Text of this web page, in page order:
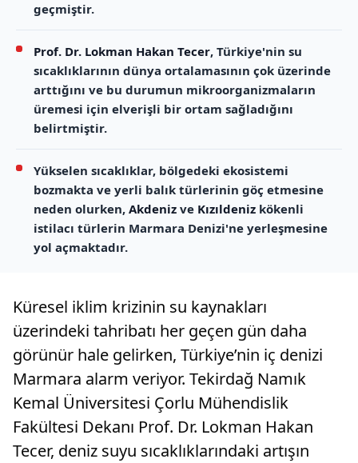
geçmiştir.
Prof. Dr. Lokman Hakan Tecer, Türkiye'nin su
sıcaklıklarının dünya ortalamasının çok üzerinde
arttığını ve bu durumun mikroorganizmaların
üremesi için elverişli bir ortam sağladığını
belirtmiştir.
Yükselen sıcaklıklar, bölgedeki ekosistemi
bozmakta ve yerli balık türlerinin göç etmesine
neden olurken, Akdeniz ve Kızıldeniz kökenli
istilacı türlerin Marmara Denizi'ne yerleşmesine
yol açmaktadır.
Küresel iklim krizinin su kaynakları
üzerindeki tahribatı her geçen gün daha
görünür hale gelirken, Türkiye’nin iç denizi
Marmara alarm veriyor. Tekirdağ Namık
Kemal Üniversitesi Çorlu Mühendislik
Fakültesi Dekanı Prof. Dr. Lokman Hakan
Tecer, deniz suyu sıcaklıklarındaki artışın